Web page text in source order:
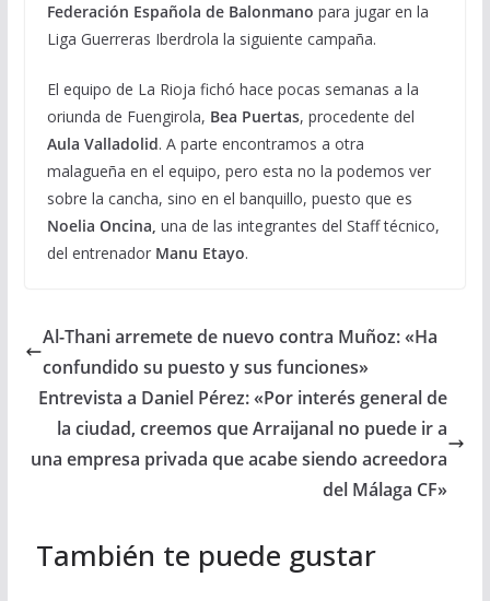
Federación Española de Balonmano para jugar en la
Liga Guerreras Iberdrola la siguiente campaña.
El equipo de La Rioja fichó hace pocas semanas a la
oriunda de Fuengirola, Bea Puertas, procedente del
Aula Valladolid. A parte encontramos a otra
malagueña en el equipo, pero esta no la podemos ver
sobre la cancha, sino en el banquillo, puesto que es
Noelia Oncina, una de las integrantes del Staff técnico,
del entrenador Manu Etayo.
Al-Thani arremete de nuevo contra Muñoz: «Ha
confundido su puesto y sus funciones»
Entrevista a Daniel Pérez: «Por interés general de
la ciudad, creemos que Arraijanal no puede ir a
una empresa privada que acabe siendo acreedora
del Málaga CF»
También te puede gustar